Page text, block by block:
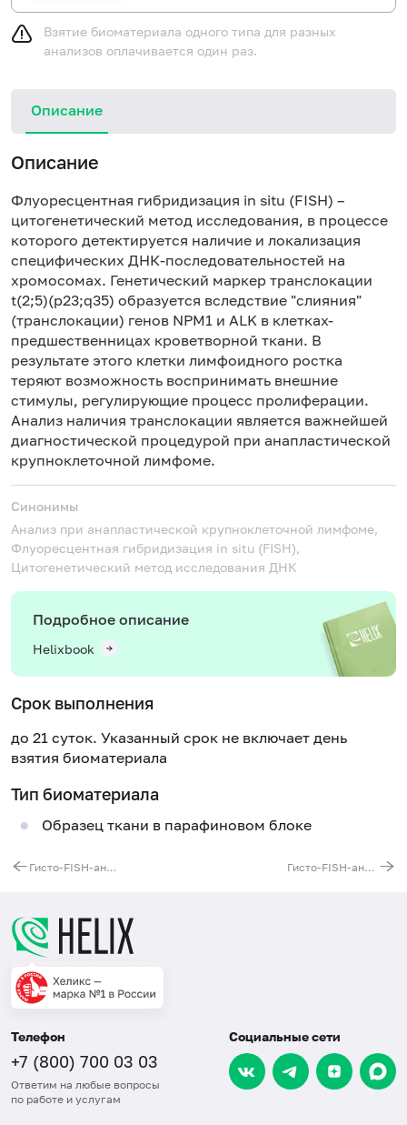
Взятие биоматериала одного типа для разных
анализов оплачивается один раз.
Описание
Описание
Флуоресцентная гибридизация in situ (FISH) –
цитогенетический метод исследования, в процессе
которого детектируется наличие и локализация
специфических ДНК-последовательностей на
хромосомах. Генетический маркер транслокации
t(2;5)(p23;q35) образуется вследствие "слияния"
(транслокации) генов NPM1 и ALK в клетках-
предшественницах кроветворной ткани. В
результате этого клетки лимфоидного ростка
теряют возможность воспринимать внешние
стимулы, регулирующие процесс пролиферации.
Анализ наличия транслокации является важнейшей
диагностической процедурой при анапластической
крупноклеточной лимфоме.
Синонимы
Анализ при анапластической крупноклеточной лимфоме,
Флуоресцентная гибридизация in situ (FISH),
Цитогенетический метод исследования ДНК
Подробное описание
Helixbook
Срок выполнения
до 21 суток. Указанный срок не включает день
взятия биоматериала
Тип биоматериала
Образец ткани в парафиновом блоке
Гисто-FISH-анализ перестроек гена BCL-6 на парафиновых срезах Гисто-FISH-анализ t(11;14)(q13;q32) на парафиновых срезах
Телефон
+7 (800) 700 03 03
Ответим на любые вопросы
по работе и услугам
Социальные сети